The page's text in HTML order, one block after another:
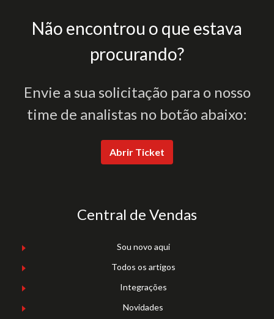
Não encontrou o que estava
procurando?
Envie a sua solicitação para o nosso
time de analistas no botão abaixo:
Abrir Ticket
Central de Vendas
Sou novo aqui
Todos os artigos
Integrações
Novidades